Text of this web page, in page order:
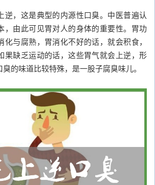
逆，这是典型的内源性口臭。中医普遍认
，由此可见胃对人的身体的重要性。胃功
化与腐熟，胃消化不好的话，就会积食，
果缺乏运动的话，这些胃气就会上逆，形
的味道比较特殊，是一股子腐臭味儿。